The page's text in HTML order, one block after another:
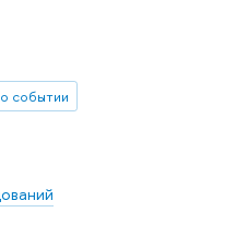
событии